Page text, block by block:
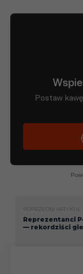
22 fakty o
których
POPRZEDNI ARTYKUŁ
Reprezentanci
— rekordziści